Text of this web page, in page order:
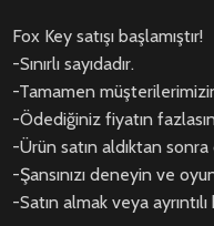
Fox Key satışı başlamıştır!
-Sınırlı sayıdadır.
-Tamamen
-Ödediğiniz fiyatın
-Ürün satın aldıktan
-Şansınızı deneyin ve
-Satın almak veya